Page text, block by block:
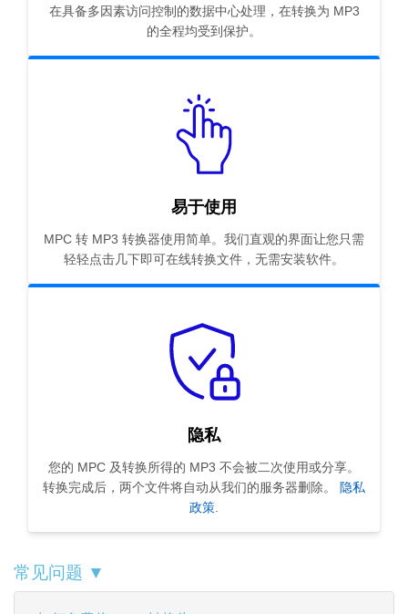
在具备多因素访问控制的数据中心处理，在转换为 MP3
的全程均受到保护。
易于使用
MPC 转 MP3 转换器使用简单。我们直观的界面让您只需
轻轻点击几下即可在线转换文件，无需安装软件。
隐私
您的 MPC 及转换所得的 MP3 不会被二次使用或分享。
转换完成后，两个文件将自动从我们的服务器删除。
隐私
政策.
常见问题 ▼